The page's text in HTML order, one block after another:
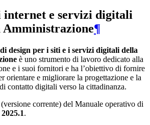
internet e servizi digitali
Amministrazione¶
design per i siti e i servizi digitali della
è uno strumento di lavoro dedicato alla
e i suoi fornitori e ha l’obiettivo di fornire
orientare e migliorare la progettazione e la
contatto digitali verso la cittadinanza.
corrente) del Manuale operativo di
2025.1.